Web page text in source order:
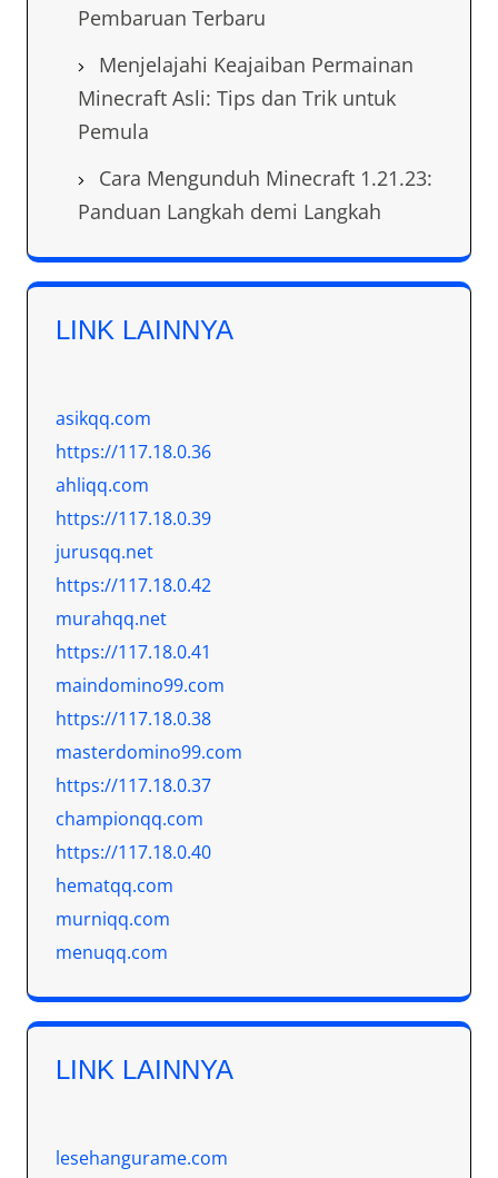
Pembaruan Terbaru
Menjelajahi Keajaiban Permainan
Minecraft Asli: Tips dan Trik untuk
Pemula
Cara Mengunduh Minecraft 1.21.23:
Panduan Langkah demi Langkah
LINK LAINNYA
asikqq.com
https://117.18.0.36
ahliqq.com
https://117.18.0.39
jurusqq.net
https://117.18.0.42
murahqq.net
https://117.18.0.41
maindomino99.com
https://117.18.0.38
masterdomino99.com
https://117.18.0.37
championqq.com
https://117.18.0.40
hematqq.com
murniqq.com
menuqq.com
LINK LAINNYA
lesehangurame.com